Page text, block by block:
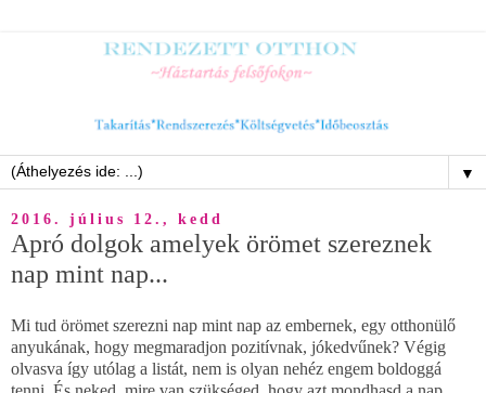
▼
2016. július 12., kedd
Apró dolgok amelyek örömet szereznek
nap mint nap...
Mi tud örömet szerezni nap mint nap az embernek, egy otthonülő
anyukának, hogy megmaradjon pozitívnak, jókedvűnek? Végig
olvasva így utólag a listát, nem is olyan nehéz engem boldoggá